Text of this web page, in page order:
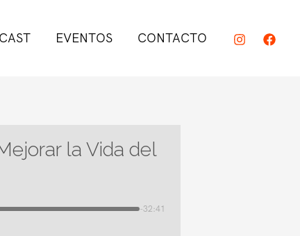
EVENTOS CONTACTO
la Vida del
-32:41